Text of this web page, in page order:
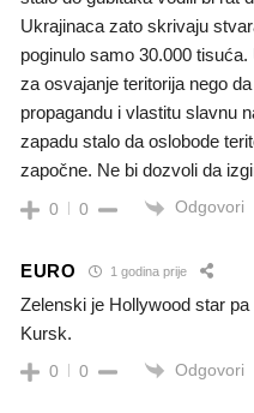
Ukrajinaca zato skrivaju
poginulo samo 30.000
za osvajanje teritorija nego
propagandu i vlastitu slavnu
zapadu stalo da oslobode
započne. Ne bi dozvoli da
0 0 Odgovori
EURO 1 godina prije
Zelenski je Hollywood star
Kursk.
0 0 Odgovori